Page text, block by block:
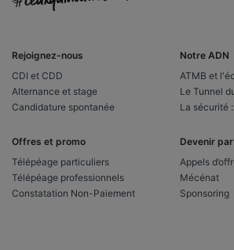
Rejoignez-nous
CDI et CDD
Alternance et stage
Candidature spontanée
Notre ADN
ATMB et
Le Tunnel
La sécurité
Offres et promo
Télépéage particuliers
Télépéage professionnels
Constatation Non-Paiement
Devenir
Appels
Mécénat
Sponsoring